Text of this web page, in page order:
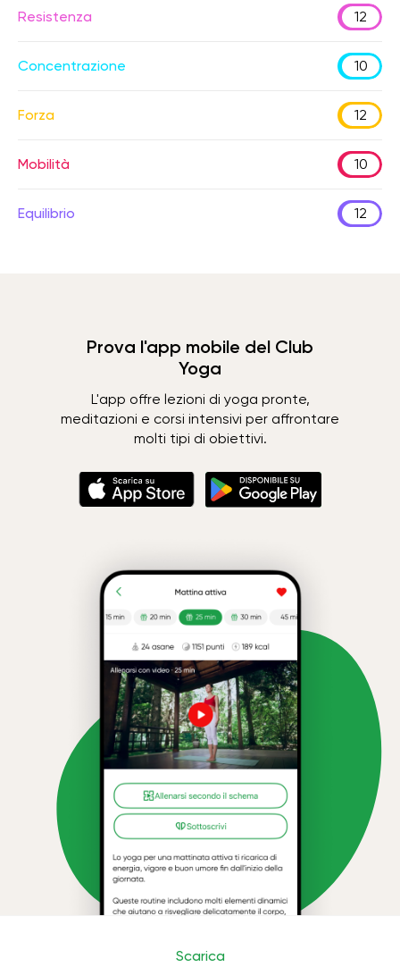
Resistenza 12
Concentrazione 10
Forza 12
Mobilità 10
Equilibrio 12
Prova l'app mobile del Club
Yoga
L'app offre lezioni di yoga pronte,
meditazioni e corsi intensivi per affrontare
molti tipi di obiettivi.
Scarica